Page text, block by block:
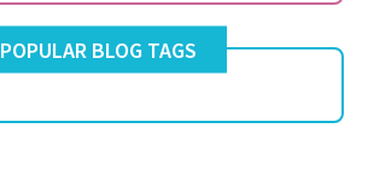
POPULAR BLOG TAGS